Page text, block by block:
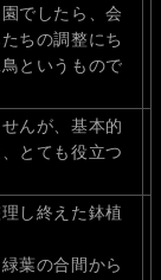
でしたら、会
ちの調整にち
というもので
んが、基本的
とても役立つ
し終えた鉢植
葉の合間から